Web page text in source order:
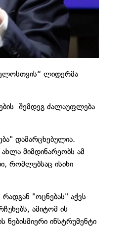
ლიდერმა
შემდეგ ძალაუფლება
დამარცხებულია.
მიმდინარეობს ამ
რომლებსაც ისინი
"ოცნებას" აქვს
ამიტომ ის
ინსტრუმენტი